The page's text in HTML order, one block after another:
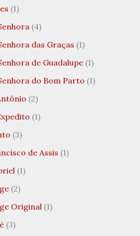
(1)
(4)
das Graças (1)
de Guadalupe(1)
do Bom Parto (1)
(2)
(1)
(3)
de Assis (1)
(1)
(2)
Original(1)
(3)